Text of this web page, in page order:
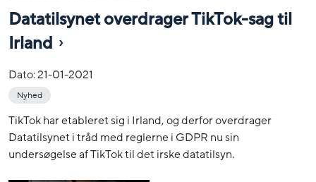
Datatilsynet overdrager TikTok-sag til
Irland
Dato:21-01-2021
Nyhed
TikTok har etableret sig i Irland, og derfor overdrager
Datatilsynet i tråd med reglerne i GDPR nu sin
undersøgelse af TikTok til det irske datatilsyn.